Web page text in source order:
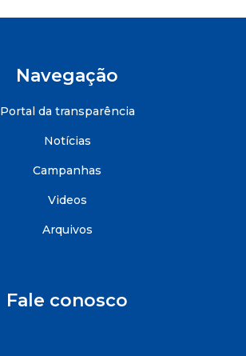
Navegação
Portal da transparência
Notícias
Campanhas
Videos
Arquivos
Fale conosco